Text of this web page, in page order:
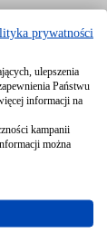
SRF24A-
prywatności
ulepszenia
Państwu
informacji na
kampanii
można